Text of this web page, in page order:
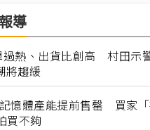
導
過熱、出貨比創高 村田示
將趨緩
憶體產能提前售罄 買家
買不夠